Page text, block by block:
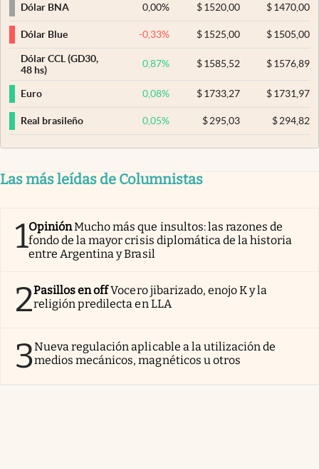
Dólar BNA
0,00% $ 1520,00 $1470,00
Dólar Blue -0,33% $ 1525,00 $1505,00
Dólar CCL (GD30,
48 hs)
0,87% $ 1585,52 $1576,89
Euro 0,08% $ 1733,27 $1731,97
Real brasileño 0,05% $ 295,03 $294,82
Las más leídas de Columnistas
1OpiniónMucho más que insultos: las razones de
fondo de la mayor crisis diplomática de la historia
entre Argentina y Brasil
2Pasillos en offVocero jibarizado, enojo K y la
religión predilecta en LLA
3Nueva regulación aplicable a la utilización de
medios mecánicos, magnéticos u otros